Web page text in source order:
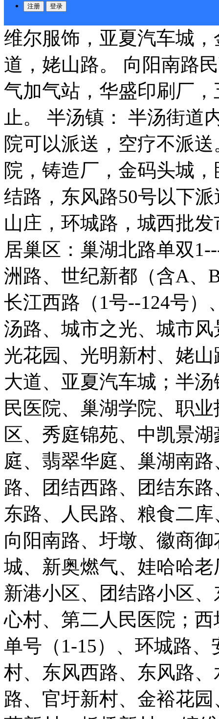
注册 登录
号（海事局）为止。 半
维尔服饰，亚夏汽车城
道，姥山路。 向阳南路
气加气站，华盛印刷厂
止。 半汤镇： 半汤街道
院可以派送，空疗不派
院，铸造厂，金码头城
结路，东风路50号以下
山庄，环城路，城西批
居巢区：巢湖北路单双
洲路、世纪新都（含A、
长江西路（1号--124号）
汤路、城市之光、城市
光花园、光明新村、姥
大道、亚夏汽车城；半
民医院、巢湖学院、职
区、秀庭锦苑、中凯景
庭、翡翠华庭、巢湖南
路、团结西路、团结东
东路、人民路、粮食二
向阳南路、圩墩、徽商
城、新奥燃气、娃哈哈
新港小区、团结路小区
心村、第二人民医院；
单号（1-15）、环城路
村、东风西路、东风路
路、官圩新村、金裕花